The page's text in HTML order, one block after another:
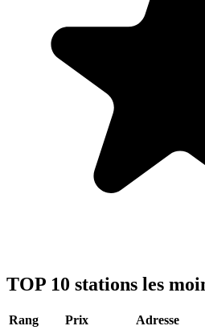
TOP 10 stations les
Rang Prix Adresse